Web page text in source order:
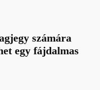
számára
egy fájdalmas